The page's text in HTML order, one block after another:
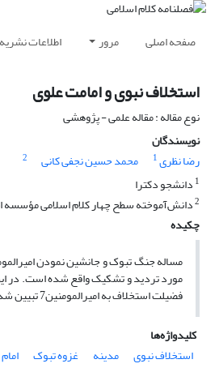
صفحه اصلی مرور اطلاعات نشریه
استخلاف نبوی و امامت علوی
نوع مقاله : مقاله علمی - پژوهشی
نویسندگان
رضا نظری1 محمد حسین نجفی کانی
2
1 دانشجو دکترا
2دانش‌آموخته سطح چهار کلام اسلامی
چکیده
مساله جنگ تبوک و جانشین نمودن
مورد تردید و تشکیک واقع شده است. در
فضیلت استخلاف به امیرالمومنین7تبیین
کلیدواژه‌ها
استخلاف نبوی
مدینه غزوه تبوک